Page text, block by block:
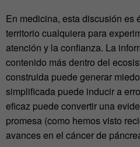
En medicina, esta discusión es
territorio cualquiera para
atención y la confianza. La
contenido más dentro del
construida puede generar
simplificada puede inducir a
eficaz puede convertir una
promesa (como hemos visto
avances en el cáncer de